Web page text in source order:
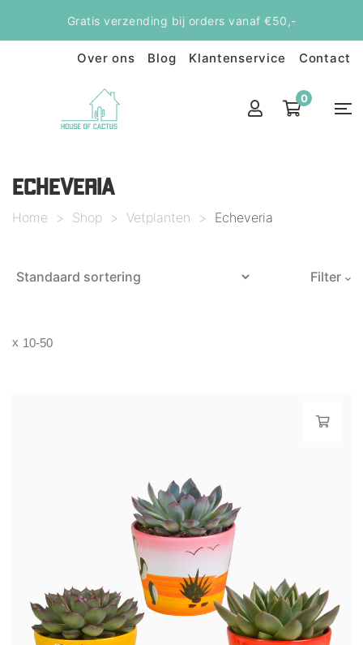
Gratis verzending bij orders vanaf €50,-
Over ons Blog Klantenservice Contact
0
ECHEVERIA
Home > Shop > Vetplanten > Echeveria
Filter
10-50